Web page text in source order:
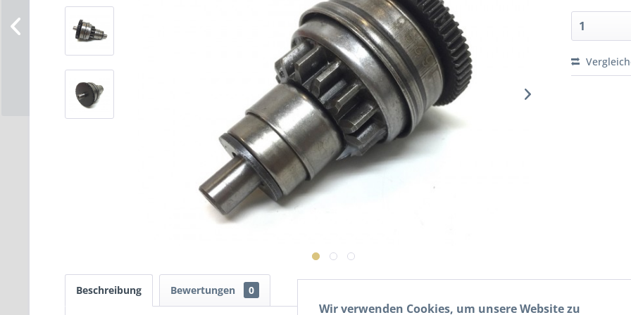
Beschreibung Bewertungen 0
Wir verwenden Cookies, um unsere Website zu